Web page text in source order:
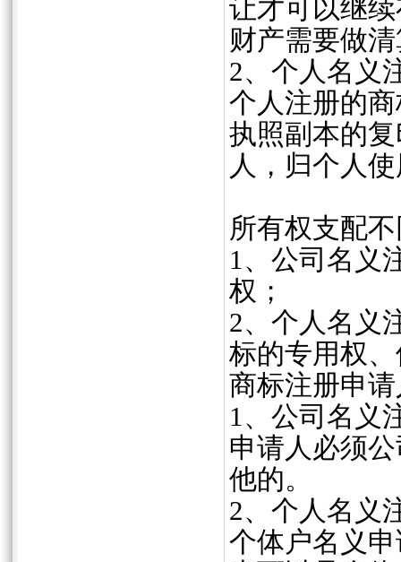
让才可以继
财产需要做
2、个人名义
个人注册的
执照副本的
人，归个人
所有权支配
1、公司名义
权；
2、个人名义
标的专用权
商标注册申
1、公司名义
申请人必须
他的。
2、个人名义
个体户名义